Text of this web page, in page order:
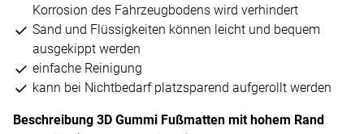
Korrosion des Fahrzeugbodens wird verhindert
Sand und Flüssigkeiten können leicht und bequem
ausgekippt werden
einfache Reinigung
kann bei Nichtbedarf platzsparend aufgerollt werden
Beschreibung 3D Gummi Fußmatten mit hohem Rand